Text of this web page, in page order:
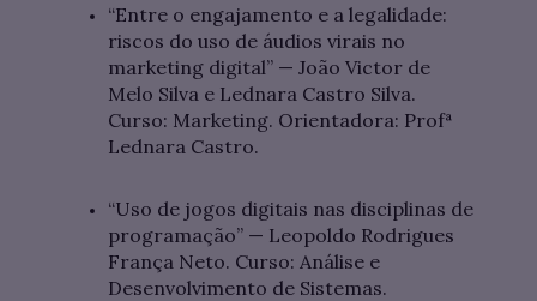
“Entre o engajamento e a legalidade:
riscos do uso de áudios virais no
marketing digital” — João Victor de
Melo Silva e Lednara Castro Silva.
Curso: Marketing. Orientadora: Profª
Lednara Castro.
“Uso de jogos digitais nas disciplinas de
programação” — Leopoldo Rodrigues
França Neto. Curso: Análise e
Desenvolvimento de Sistemas.